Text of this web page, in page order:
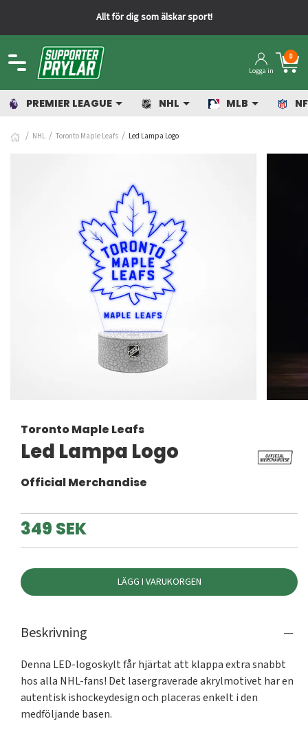
Allt för dig som älskar sport!
Logga in
0
PREMIER LEAGUE NHL MLB
NHL Toronto Maple Leafs Led Lampa Logo
Toronto Maple Leafs
Led Lampa Logo
Official Merchandise
349 SEK
LÄGG I VARUKORGEN
Beskrivning
Denna LED-logoskylt får hjärtat att klappa extra snabbt
hos alla NHL-fans! Det lasergraverade akrylmotivet har en
autentisk ishockeydesign och placeras enkelt i den
medföljande basen.